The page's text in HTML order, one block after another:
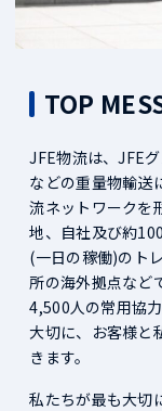
TOP
JFE物流は、JFE
などの重量物輸送
流ネットワークを
地、自社及び約
(一日の稼働)のト
所の海外拠点など
4,500人の常用協
大切に、お客様と
きます。
私たちが最も大切